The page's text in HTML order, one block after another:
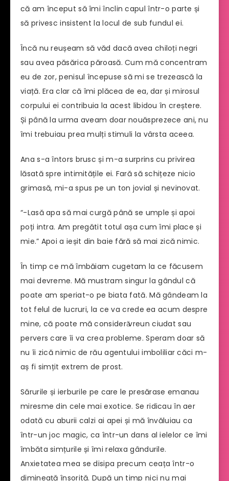
că am început să îmi înclin capul într-o parte și
să privesc insistent la locul de sub fundul ei.
Încă nu reușeam să văd dacă avea chiloți negri
sau avea păsărica păroasă. Cum mă concentram
eu de zor, penisul începuse să mi se trezească la
viață. Era clar că îmi plăcea de ea, dar și mirosul
corpului ei contribuia la acest libidou în creștere.
Și până la urma aveam doar nouăsprezece ani, nu
îmi trebuiau prea mulți stimuli la vârsta aceea.
Ana s-a întors brusc și m-a surprins cu privirea
lăsată spre intimitățile ei. Fară să schițeze nicio
grimasă, mi-a spus pe un ton jovial și nevinovat.
“-Lasă apa să mai curgă până se umple și apoi
poți intra. Am pregătit totul așa cum îmi place și
mie.” Apoi a ieșit din baie fără să mai zică nimic.
În timp ce mă îmbăiam cugetam la ce făcusem
mai devreme. Mă mustram singur la gândul că
poate am speriat-o pe biata fată. Mă gândeam la
tot felul de lucruri, la ce va crede ea acum despre
mine, că poate mă considerӑ vreun ciudat sau
pervers care îi va crea probleme. Speram doar să
nu îi zică nimic de rău agentului imboliliar căci m-
aș fi simțit extrem de prost.
Sărurile și ierburile pe care le presărase emanau
miresme din cele mai exotice. Se ridicau în aer
odată cu aburii calzi ai apei și mă învăluiau ca
într-un joc magic, ca într-un dans al ielelor ce îmi
îmbăta simțurile și îmi relaxa gândurile.
Anxietatea mea se disipa precum ceața într-o
dimineață însorită. După un timp nici nu mai